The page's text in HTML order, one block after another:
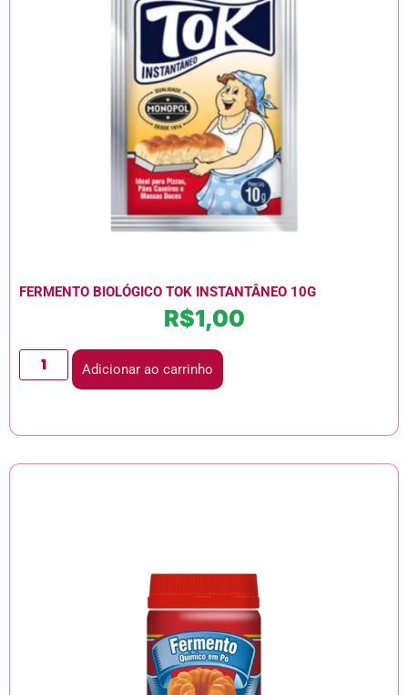
FERMENTO BIOLÓGICO TOK INSTANTÂNEO 10G
R$1,00
Adicionar ao carrinho